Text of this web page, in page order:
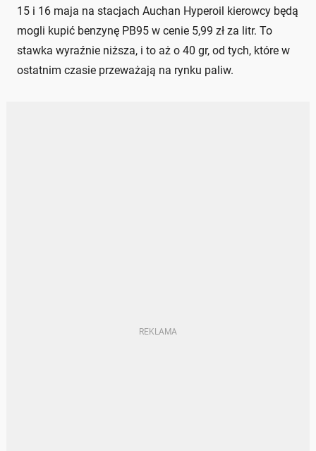
15 i 16 maja na stacjach Auchan Hyperoil kierowcy będą
mogli kupić benzynę PB95 w cenie 5,99 zł za litr. To
stawka wyraźnie niższa, i to aż o 40 gr, od tych, które w
ostatnim czasie przeważają na rynku paliw.